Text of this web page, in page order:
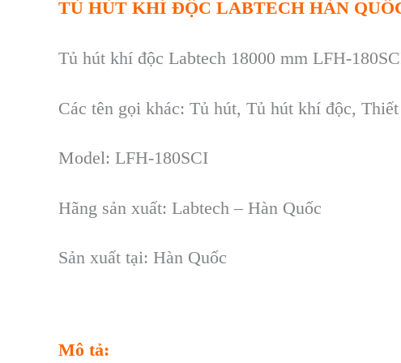
TỦ HÚT KHÍ ĐỘC LABTECH HÀN
Tủ hút khí độc Labtech 18000 mm LFH-
Các tên gọi khác: Tủ hút, Tủ hút khí độc,
Model: LFH-180SCI
Hãng sản xuất: Labtech – Hàn Quốc
Sản xuất tại: Hàn Quốc
Mô tả: